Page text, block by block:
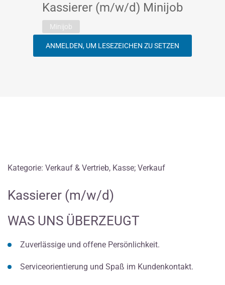
Kassierer (m/w/d) Minijob
Minijob
ANMELDEN, UM LESEZEICHEN ZU SETZEN
Kategorie: Verkauf & Vertrieb, Kasse; Verkauf
Kassierer (m/w/d)
WAS UNS ÜBERZEUGT
Zuverlässige und offene Persönlichkeit.
Serviceorientierung und Spaß im Kundenkontakt.